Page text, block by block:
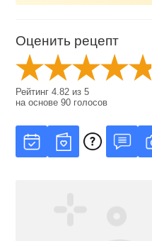
Оценить рецепт
Рейтинг4.82 из5
на основе90 голосов